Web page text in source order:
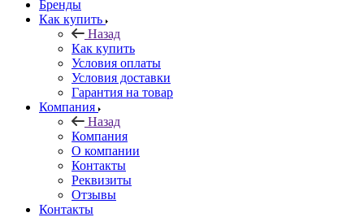
Бренды
Как купить
Назад
Как купить
Условия оплаты
Условия доставки
Гарантия на товар
Компания
Назад
Компания
О компании
Контакты
Реквизиты
Отзывы
Контакты